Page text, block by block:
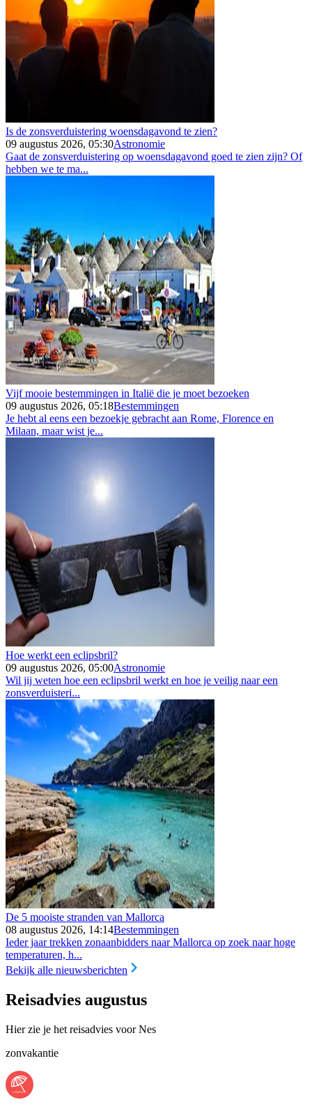
Is de zonsverduistering woensdagavond te zien?
09 augustus 2026, 05:30Astronomie
Gaat de zonsverduistering op woensdagavond goed te zien zijn? Of
hebben we te ma...
Vijf mooie bestemmingen in Italië die je moet bezoeken
09 augustus 2026, 05:18Bestemmingen
Je hebt al eens een bezoekje gebracht aan Rome, Florence en
Milaan, maar wist je...
Hoe werkt een eclipsbril?
09 augustus 2026, 05:00Astronomie
Wil jij weten hoe een eclipsbril werkt en hoe je veilig naar een
zonsverduisteri...
De 5 mooiste stranden van Mallorca
08 augustus 2026, 14:14Bestemmingen
Ieder jaar trekken zonaanbidders naar Mallorca op zoek naar hoge
temperaturen, h...
Bekijk alle nieuwsberichten
Reisadvies augustus
Hier zie je het reisadvies voor Nes
zonvakantie